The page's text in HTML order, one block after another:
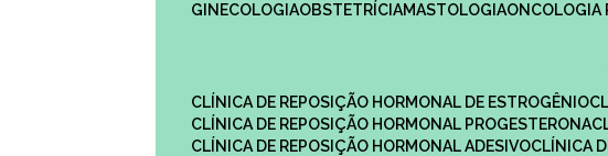
GINECOLOGIA
OBSTETRÍCIA MASTOLOGIA
CLÍNICA DE REPOSIÇÃO HORMONAL DE ESTROGÊNIO
CLÍNICA DE REPOSIÇÃO HORMONAL PROGESTERONA
CLÍNICA DE REPOSIÇÃO HORMONAL ADESIVO
CLÍNICA